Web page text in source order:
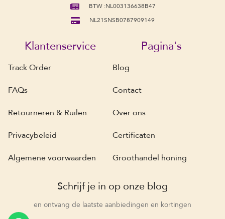
BTW :NL003136638B47
NL21SNSB0787909149
Klantenservice
Track Order
FAQs
Retourneren & Ruilen
Privacybeleid
Algemene voorwaarden
Pagina's
Blog
Contact
Over ons
Certificaten
Groothandel honing
Schrijf je in op onze blog
en ontvang de laatste aanbiedingen en kortingen